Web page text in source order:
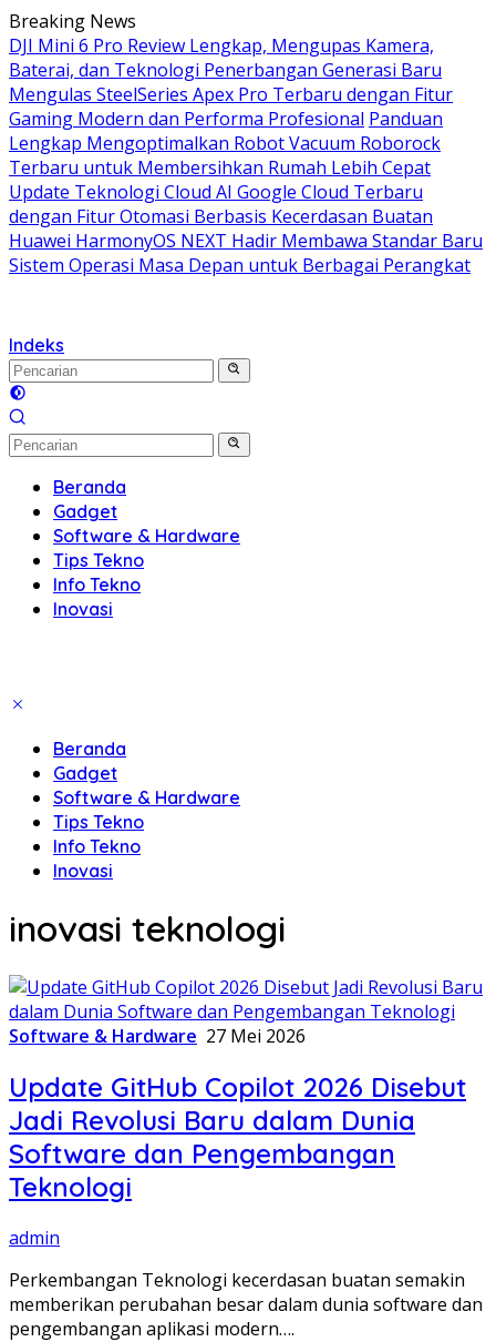
Langsung
ke
konten
Breaking News
DJI Mini 6 Pro Review Lengkap, Mengupas Kamera,
Baterai, dan Teknologi Penerbangan Generasi Baru
Mengulas SteelSeries Apex Pro Terbaru dengan Fitur
Gaming Modern dan Performa Profesional Panduan
Lengkap Mengoptimalkan Robot Vacuum Roborock
Terbaru untuk Membersihkan Rumah Lebih Cepat
Update Teknologi Cloud AI Google Cloud Terbaru
dengan Fitur Otomasi Berbasis Kecerdasan Buatan
Huawei HarmonyOS NEXT Hadir Membawa Standar Baru
Sistem Operasi Masa Depan untuk Berbagai Perangkat
Indeks
Beranda
Gadget
Software & Hardware
Tips Tekno
Info Tekno
Inovasi
Beranda
Gadget
Software & Hardware
Tips Tekno
Info Tekno
Inovasi
inovasi teknologi
Software & Hardware 27 Mei 2026
Update GitHub Copilot 2026 Disebut
Jadi Revolusi Baru dalam Dunia
Software dan Pengembangan
Teknologi
admin
Perkembangan Teknologi kecerdasan buatan semakin
memberikan perubahan besar dalam dunia software dan
pengembangan aplikasi modern….